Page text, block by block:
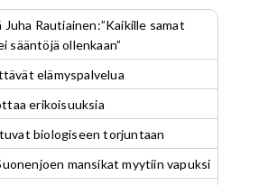
Juha Rautiainen:”Kaikille samat
sääntöjä ollenkaan”
elämyspalvelua
erikoisuuksia
biologiseen torjuntaan
mansikat myytiin vapuksi